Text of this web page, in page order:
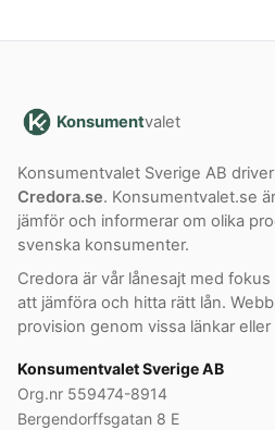
Konsumentvalet
Konsumentvalet Sverige AB driver
Credora.se. Konsumentvalet.se
jämför och informerar om olika
svenska konsumenter.
Credora är vår lånesajt med
att jämföra och hitta rätt lån.
provision genom vissa länkar
Konsumentvalet Sverige AB
Org.nr 559474-8914
Bergendorffsgatan 8 E